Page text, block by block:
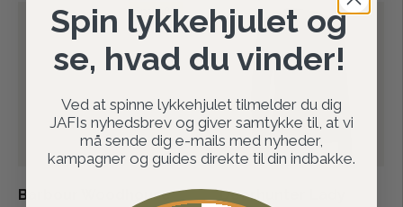
Spar 38%
Barbour Woodhouse
Deerhunter Lady
Spin lykkehjulet og
se, hvad du vinder!
Ved at spinne lykkehjulet tilmelder du dig
JAFIs nyhedsbrev og giver samtykke til, at vi
må sende dig e-mails med nyheder,
kampagner og guides direkte til din indbakke.